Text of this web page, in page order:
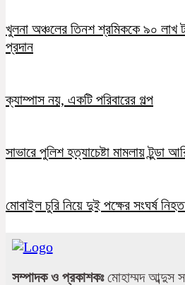
খুলনা অঞ্চলের তিনশ শ্রমিককে ৯০ লাখ
প্রদান
ক্যাম্পাস নয়, একটি পরিবারের গল্প
সাভারে পুলিশ হত্যাচেষ্টা মামলায় টুন্ডা
মোবাইল চুরি নিয়ে দুই পক্ষের সংঘর্ষ
সম্পাদক ও প্রকাশকঃমোহাম্মদ আব্দুস